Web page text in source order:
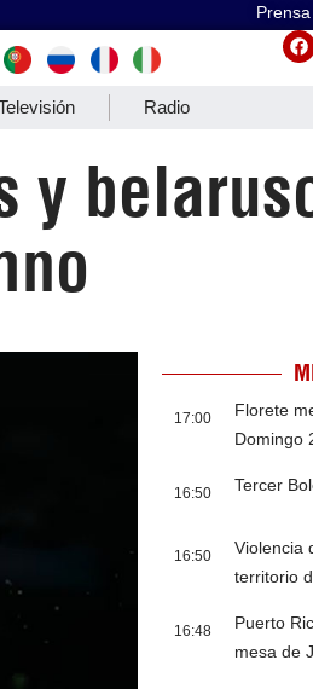
Radio
y
17:00
Florete
Domingo
16:50 Tercer
16:50
Violencia
territorio
16:48
Puerto
mesa de